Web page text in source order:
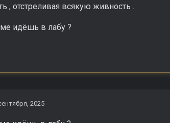
, отстреливая всякую живность .
идёшь в лабу ?
2025